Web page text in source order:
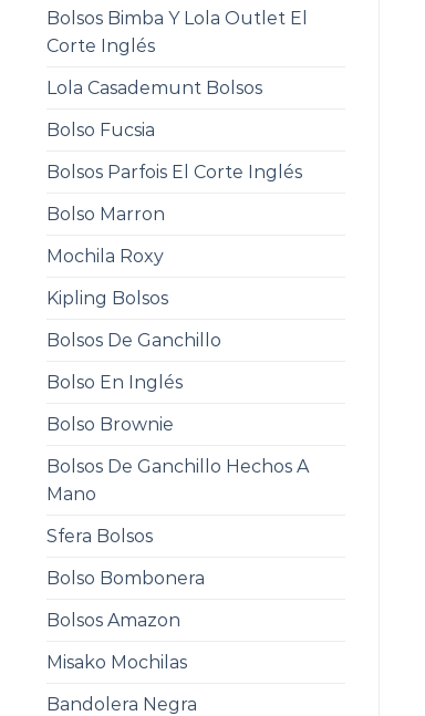
Bolsos Bimba Y Lola Outlet El
Corte Inglés
Lola Casademunt Bolsos
Bolso Fucsia
Bolsos Parfois El Corte Inglés
Bolso Marron
Mochila Roxy
Kipling Bolsos
Bolsos De Ganchillo
Bolso En Inglés
Bolso Brownie
Bolsos De Ganchillo Hechos A
Mano
Sfera Bolsos
Bolso Bombonera
Bolsos Amazon
Misako Mochilas
Bandolera Negra